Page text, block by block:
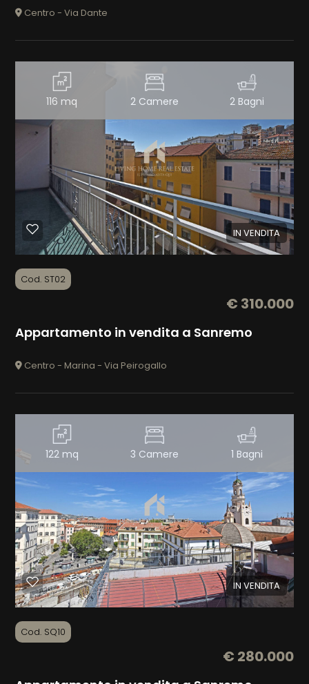
Centro - Via Dante
116 mq 2 Camere 2 Bagni
IN VENDITA
Cod. ST02
€ 310.000
Appartamento in vendita a Sanremo
Centro - Marina - Via Peirogallo
122 mq 3 Camere 1 Bagni
IN VENDITA
Cod. SQ10
€ 280.000
Locali
minimi
Qualsiasi
1
3
4
5+
Qualsiasi
1
2
3
4
5